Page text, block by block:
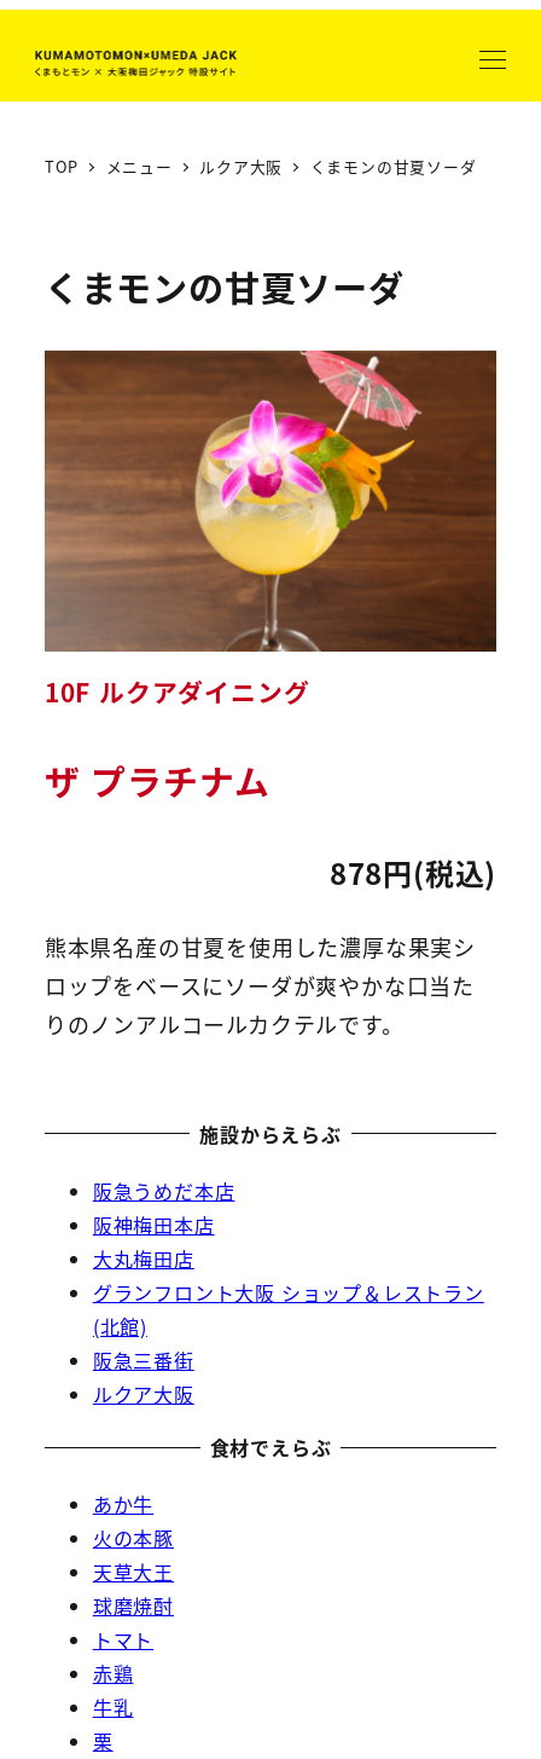
TOP メニュー ルクア大阪 くまモンの甘夏ソーダ
くまモンの甘夏ソーダ
10F ルクアダイニング
ザ プラチナム
878円(税込)
熊本県名産の甘夏を使用した濃厚な果実シ
ロップをベースにソーダが爽やかな口当た
りのノンアルコールカクテルです。
施設からえらぶ
阪急うめだ本店
阪神梅田本店
大丸梅田店
グランフロント大阪 ショップ＆レストラン
(北館)
阪急三番街
ルクア大阪
食材でえらぶ
あか牛
火の本豚
天草大王
球磨焼酎
トマト
赤鶏
牛乳
栗